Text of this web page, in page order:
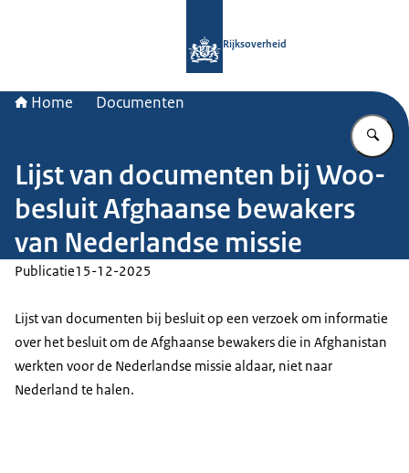
Rijksoverheid
Home Documenten
Lijst van documenten bij Woo-
besluit Afghaanse bewakers
van Nederlandse missie
Publicatie15-12-2025
Lijst van documenten bij besluit op een verzoek om informatie
over het besluit om de Afghaanse bewakers die in Afghanistan
werkten voor de Nederlandse missie aldaar, niet naar
Nederland te halen.